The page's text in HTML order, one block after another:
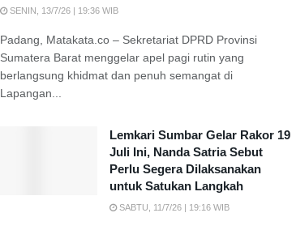
SENIN, 13/7/26 | 19:36 WIB
Padang, Matakata.co – Sekretariat DPRD Provinsi
Sumatera Barat menggelar apel pagi rutin yang
berlangsung khidmat dan penuh semangat di
Lapangan...
Lemkari Sumbar Gelar Rakor 19
Juli Ini, Nanda Satria Sebut
Perlu Segera Dilaksanakan
untuk Satukan Langkah
SABTU, 11/7/26 | 19:16 WIB